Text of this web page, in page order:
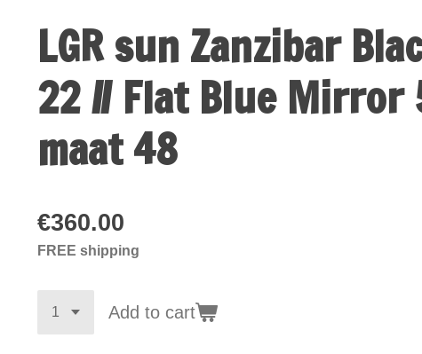
LGR sun Zanzibar
22 // Flat Blue Mirror
maat 48
€360.00
FREE shipping
Add to cart